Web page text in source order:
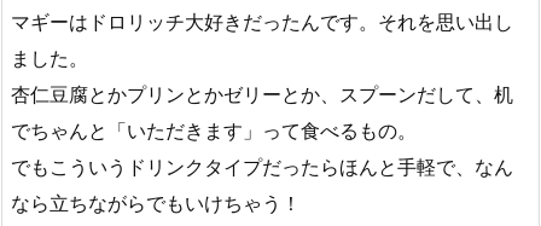
マギーはドロリッチ大好きだったんです。それを思い出し
ました。
杏仁豆腐とかプリンとかゼリーとか、スプーンだして、机
でちゃんと「いただきます」って食べるもの。
でもこういうドリンクタイプだったらほんと手軽で、なん
なら立ちながらでもいけちゃう！